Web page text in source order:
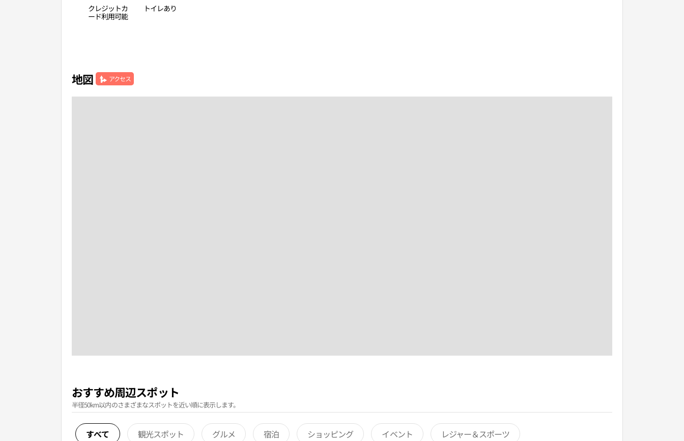
クレジットカ
ード利用可能
トイレあり
地図 アクセス
おすすめ周辺スポット
半径50km以内のさまざまなスポットを近い順に表示します。
すべて 観光スポット グルメ 宿泊 ショッピング イベント レジャー＆スポーツ